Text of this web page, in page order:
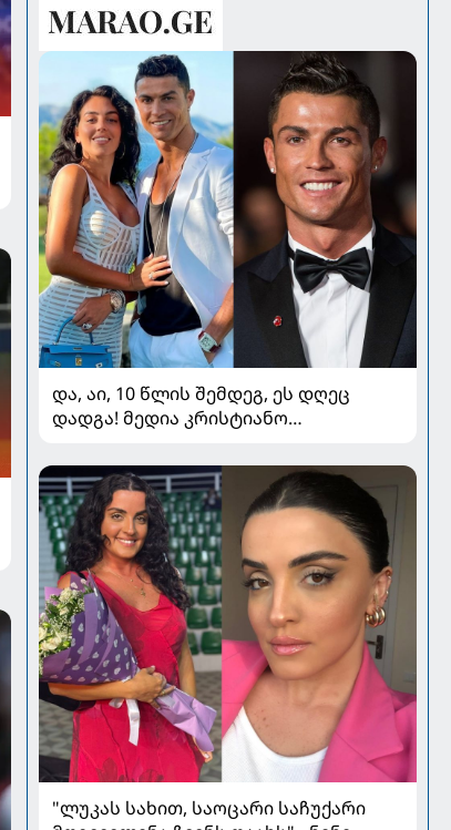
პედიატრ სალომე ახვლედიანის
რჩევები
და, აი, 10 წლის შემდეგ, ეს დღეც
დადგა! მედია კრისტიანო
როდრიგესის ქორწილზე წერს
"ლუკას სახით, საოცარი საჩუქარი